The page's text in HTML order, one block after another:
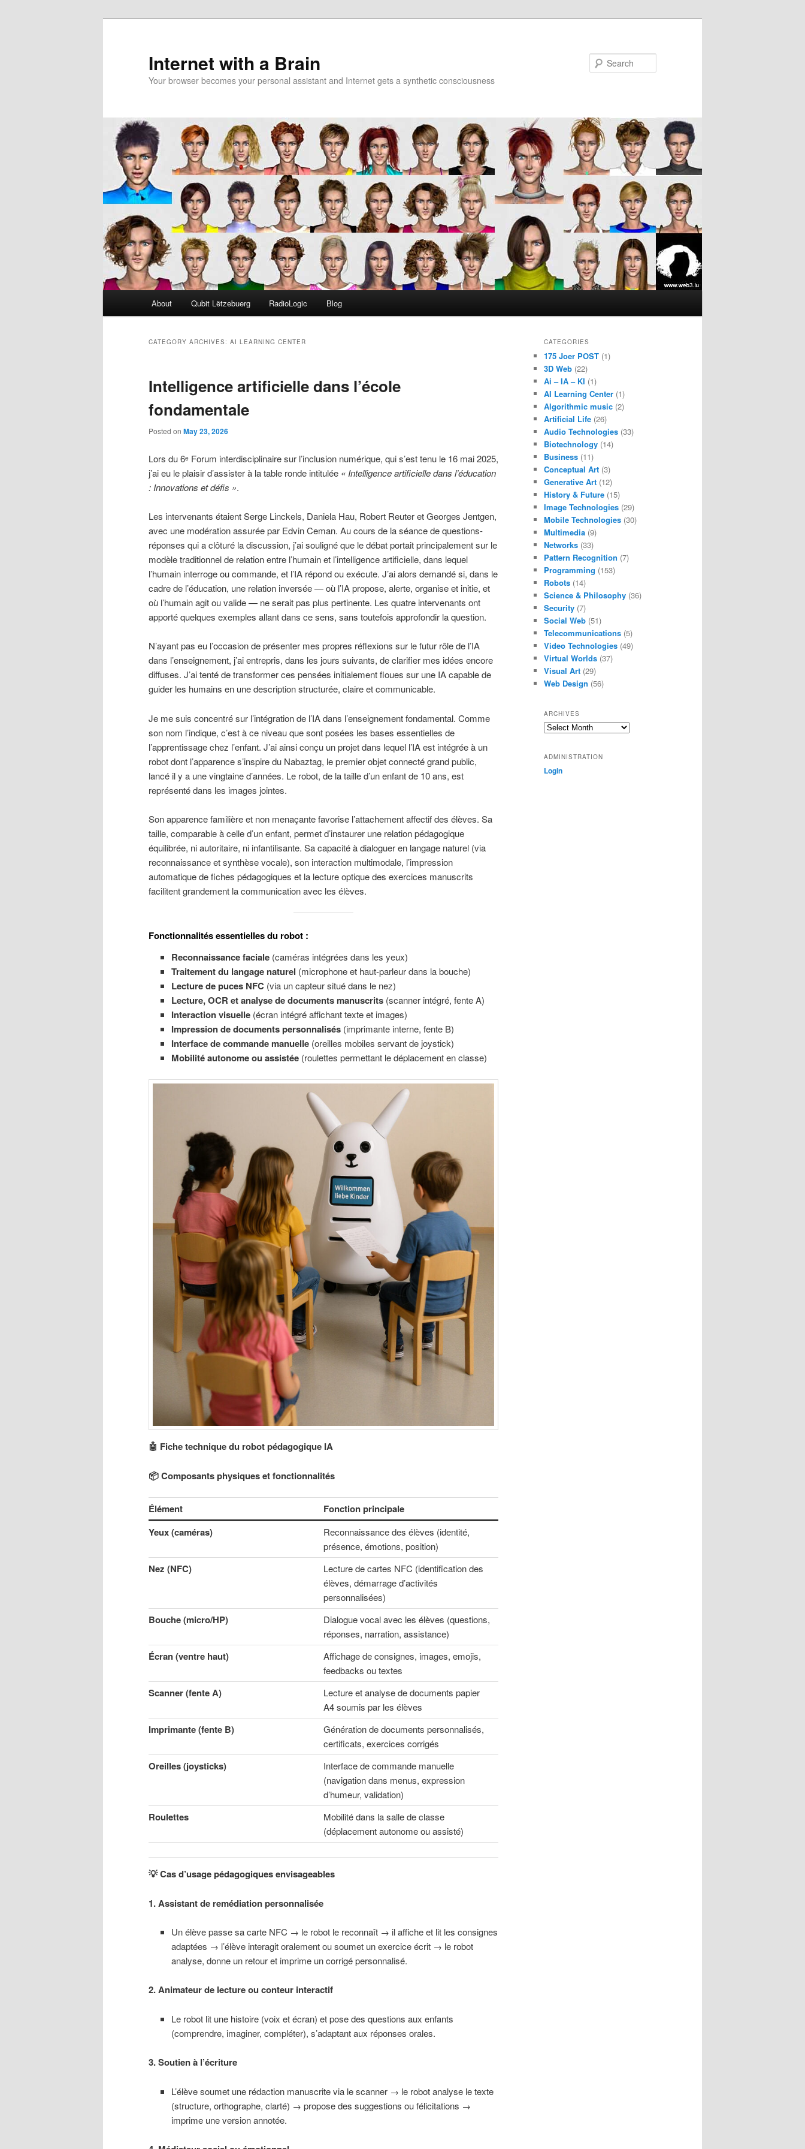
Internet with a Brain
Your browser becomes your personal assistant and Internet gets a synthetic consciousness
About Qubit Lëtzebuerg RadioLogic Blog
CATEGORY ARCHIVES: AI LEARNING CENTER
Intelligence artificielle dans l’école
fondamentale
Posted on May 23, 2026
Lors du 6ᵉ Forum interdisciplinaire sur l’inclusion numérique, qui s’est tenu le 16 mai 2025,
j’ai eu le plaisir d’assister à la table ronde intitulée « Intelligence artificielle dans l’éducation
: Innovations et défis ».
Les intervenants étaient Serge Linckels, Daniela Hau, Robert Reuter et Georges Jentgen,
avec une modération assurée par Edvin Ceman. Au cours de la séance de questions-
réponses qui a clôturé la discussion, j’ai souligné que le débat portait principalement sur le
modèle traditionnel de relation entre l’humain et l’intelligence artificielle, dans lequel
l’humain interroge ou commande, et l’IA répond ou exécute. J’ai alors demandé si, dans le
cadre de l’éducation, une relation inversée — où l’IA propose, alerte, organise et initie, et
où l’humain agit ou valide — ne serait pas plus pertinente. Les quatre intervenants ont
apporté quelques exemples allant dans ce sens, sans toutefois approfondir la question.
N’ayant pas eu l’occasion de présenter mes propres réflexions sur le futur rôle de l’IA
dans l’enseignement, j’ai entrepris, dans les jours suivants, de clarifier mes idées encore
diffuses. J’ai tenté de transformer ces pensées initialement floues sur une IA capable de
guider les humains en une description structurée, claire et communicable.
Je me suis concentré sur l’intégration de l’IA dans l’enseignement fondamental. Comme
son nom l’indique, c’est à ce niveau que sont posées les bases essentielles de
l’apprentissage chez l’enfant. J’ai ainsi conçu un projet dans lequel l’IA est intégrée à un
robot dont l’apparence s’inspire du Nabaztag, le premier objet connecté grand public,
lancé il y a une vingtaine d’années. Le robot, de la taille d’un enfant de 10 ans, est
représenté dans les images jointes.
Son apparence familière et non menaçante favorise l’attachement affectif des élèves. Sa
taille, comparable à celle d’un enfant, permet d’instaurer une relation pédagogique
équilibrée, ni autoritaire, ni infantilisante. Sa capacité à dialoguer en langage naturel (via
reconnaissance et synthèse vocale), son interaction multimodale, l’impression
automatique de fiches pédagogiques et la lecture optique des exercices manuscrits
facilitent grandement la communication avec les élèves.
Fonctionnalités essentielles du robot :
Reconnaissance faciale(caméras intégrées dans les yeux)
Traitement du langage naturel (microphone et haut-parleur dans la bouche)
Lecture de puces NFC(via un capteur situé dans le nez)
Lecture, OCR et analyse de documents manuscrits(scanner intégré, fente A)
Interaction visuelle(écran intégré affichant texte et images)
Impression de documents personnalisés(imprimante interne, fente B)
Interface de commande manuelle(oreilles mobiles servant de joystick)
Mobilité autonome ou assistée(roulettes permettant le déplacement en classe)
🤖 Fiche technique du robot pédagogique IA
📦Composants physiques et fonctionnalités
Élément
Fonction principale
Yeux (caméras)
Reconnaissance des élèves (identité,
présence, émotions, position)
Nez (NFC)
Lecture de cartes NFC (identification des
élèves, démarrage d’activités
personnalisées)
Bouche (micro/HP)
Dialogue vocal avec les élèves (questions,
réponses, narration, assistance)
Écran (ventre haut)
Affichage de consignes, images, emojis,
feedbacks ou textes
Scanner (fente A)
Lecture et analyse de documents papier
A4 soumis par les élèves
Imprimante (fente B)
Génération de documents personnalisés,
certificats, exercices corrigés
Oreilles (joysticks)
Interface de commande manuelle
(navigation dans menus, expression
d’humeur, validation)
Roulettes
Mobilité dans la salle de classe
(déplacement autonome ou assisté)
💡Cas d’usage pédagogiques envisageables
1. Assistant de remédiation personnalisée
Un élève passe sa carte NFC → le robot le reconnaît → il affiche et lit les consignes
adaptées → l’élève interagit oralement ou soumet un exercice écrit → le robot
analyse, donne un retour et imprime un corrigé personnalisé.
2. Animateur de lecture ou conteur interactif
Le robot lit une histoire (voix et écran) et pose des questions aux enfants
(comprendre, imaginer, compléter), s’adaptant aux réponses orales.
3. Soutien à l’écriture
L’élève soumet une rédaction manuscrite via le scanner → le robot analyse le texte
(structure, orthographe, clarté) → propose des suggestions ou félicitations →
imprime une version annotée.
CATEGORIES
175 Joer POST (1)
3D Web (22)
Ai – IA – KI (1)
AI Learning Center (1)
Algorithmic music (2)
Artificial Life (26)
Audio Technologies (33)
Biotechnology (14)
Business (11)
Conceptual Art (3)
Generative Art (12)
History & Future (15)
Image Technologies (29)
Mobile Technologies (30)
Multimedia (9)
Networks (33)
Pattern Recognition (7)
Programming (153)
Robots (14)
Science & Philosophy (36)
Security (7)
Social Web (51)
Telecommunications (5)
Video Technologies (49)
Virtual Worlds (37)
Visual Art (29)
Web Design (56)
ARCHIVES
Archives
ADMINISTRATION
Login